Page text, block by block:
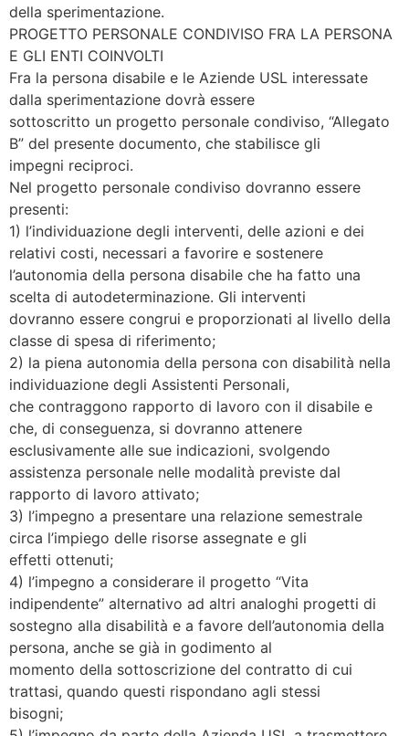
della sperimentazione.
PROGETTO PERSONALE CONDIVISO FRA LA PERSONA
E GLI ENTI COINVOLTI
Fra la persona disabile e le Aziende USL interessate
dalla sperimentazione dovrà essere
sottoscritto un progetto personale condiviso, “Allegato
B” del presente documento, che stabilisce gli
impegni reciproci.
Nel progetto personale condiviso dovranno essere
presenti:
1) l’individuazione degli interventi, delle azioni e dei
relativi costi, necessari a favorire e sostenere
l’autonomia della persona disabile che ha fatto una
scelta di autodeterminazione. Gli interventi
dovranno essere congrui e proporzionati al livello della
classe di spesa di riferimento;
2) la piena autonomia della persona con disabilità nella
individuazione degli Assistenti Personali,
che contraggono rapporto di lavoro con il disabile e
che, di conseguenza, si dovranno attenere
esclusivamente alle sue indicazioni, svolgendo
assistenza personale nelle modalità previste dal
rapporto di lavoro attivato;
3) l’impegno a presentare una relazione semestrale
circa l’impiego delle risorse assegnate e gli
effetti ottenuti;
4) l’impegno a considerare il progetto “Vita
indipendente” alternativo ad altri analoghi progetti di
sostegno alla disabilità e a favore dell’autonomia della
persona, anche se già in godimento al
momento della sottoscrizione del contratto di cui
trattasi, quando questi rispondano agli stessi
bisogni;